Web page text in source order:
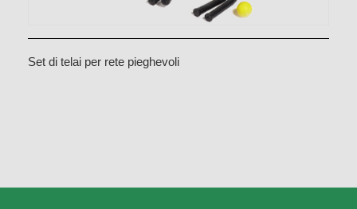
Set di telai per rete pieghevoli